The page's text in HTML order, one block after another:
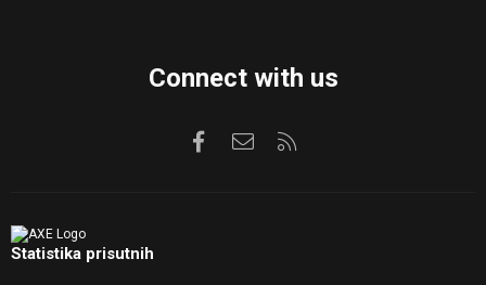
Connect with us
FacebookKontaktirajte nas
Statistika prisutnih